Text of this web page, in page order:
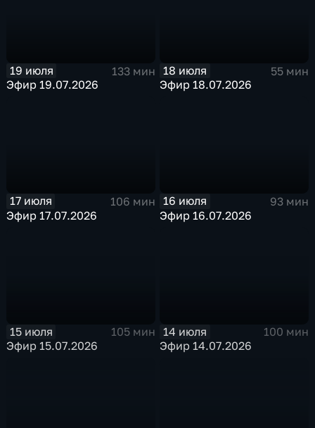
19 июля
133 мин
Эфир 19.07.2026
18 июля
55 мин
Эфир 18.07.2026
17 июля
106 мин
Эфир 17.07.2026
16 июля
93 мин
Эфир 16.07.2026
15 июля
105 мин
Эфир 15.07.2026
14 июля
100 мин
Эфир 14.07.2026